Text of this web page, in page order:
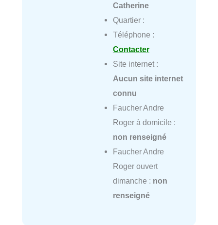
Catherine
Quartier :
Téléphone :
Contacter
Site internet :
Aucun site internet
connu
Faucher Andre
Roger à domicile :
non renseigné
Faucher Andre
Roger ouvert
dimanche : non
renseigné